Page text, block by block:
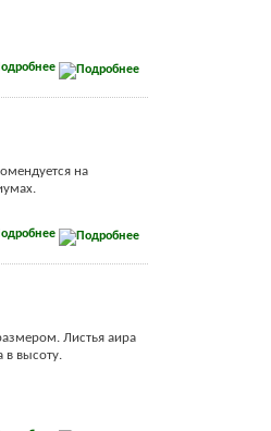
на
Листья аира
в высоту.